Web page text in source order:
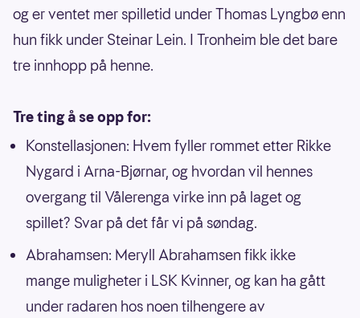
og er ventet mer spilletid under Thomas Lyngbø enn
hun fikk under Steinar Lein. I Tronheim ble det bare
tre innhopp på henne.
Tre ting å se opp for:
Konstellasjonen: Hvem fyller rommet etter Rikke
Nygard i Arna-Bjørnar, og hvordan vil hennes
overgang til Vålerenga virke inn på laget og
spillet? Svar på det får vi på søndag.
Abrahamsen: Meryll Abrahamsen fikk ikke
mange muligheter i LSK Kvinner, og kan ha gått
under radaren hos noen tilhengere av